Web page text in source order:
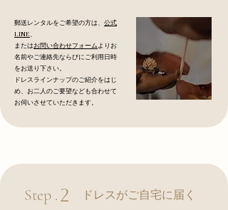
郵送レンタルをご希望の方は、 公式
LINE、
またはお問い合わせフォームよりお
名前やご連絡先ならびにご利用日時
をお送り下さい。
ドレスラインナップのご紹介をはじ
め、お二人のご要望なども合わせて
お伺いさせていただきます。
Step .2 ドレスがご自宅に届く